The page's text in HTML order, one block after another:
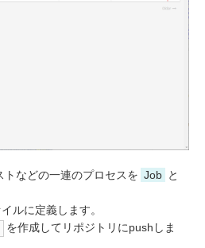
などの一連のプロセスを Job と
ルに定義します。
を作成してリポジトリにpushしま